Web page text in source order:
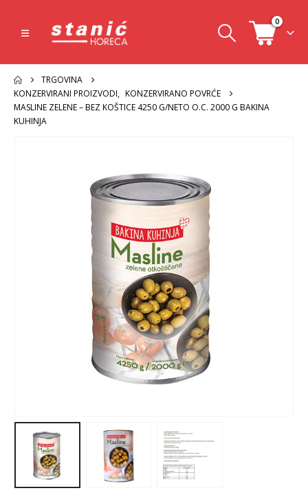
0
TRGOVINA
KONZERVIRANI PROIZVODI, KONZERVIRANO POVRĆE
MASLINE ZELENE – BEZ KOŠTICE 4250 G/NETO O.C. 2000 G BAKINA
KUHINJA